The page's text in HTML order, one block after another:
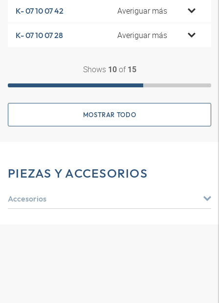
K- 07 10 07 42 Averiguar más
K- 07 10 07 28 Averiguar más
Shows 10of 15
MOSTRAR TODO
PIEZAS Y ACCESORIOS
Accesorios